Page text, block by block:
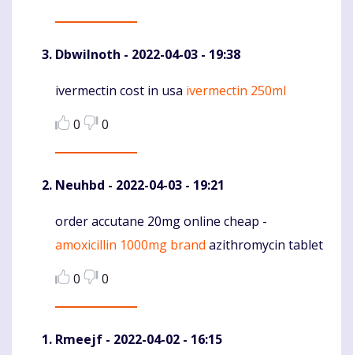
DbwiInoth - 2022-04-03 - 19:38
Komentaras
ivermectin cost in usa ivermectin 250ml
0
0
Neuhbd - 2022-04-03 - 19:21
Komentaras
order accutane 20mg online cheap -
amoxicillin 1000mg brand azithromycin tablet
0
0
Rmeejf - 2022-04-02 - 16:15